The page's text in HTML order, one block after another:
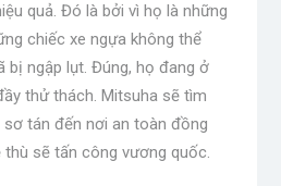
quả. Đó là bởi vì họ là những
chiếc xe ngựa không thể
bị ngập lụt. Đúng, họ đang ở
thử thách. Mitsuha sẽ tìm
tán đến nơi an toàn đồng
sẽ tấn công vương quốc.